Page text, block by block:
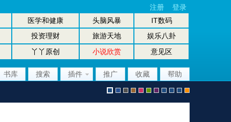
医学和健康 头脑风暴
IT数码
投资理财 旅游天地
娱乐八卦
丫丫原创 小说欣赏
意见区
注册 登录
书库 搜索 插件 推广 收藏 帮助